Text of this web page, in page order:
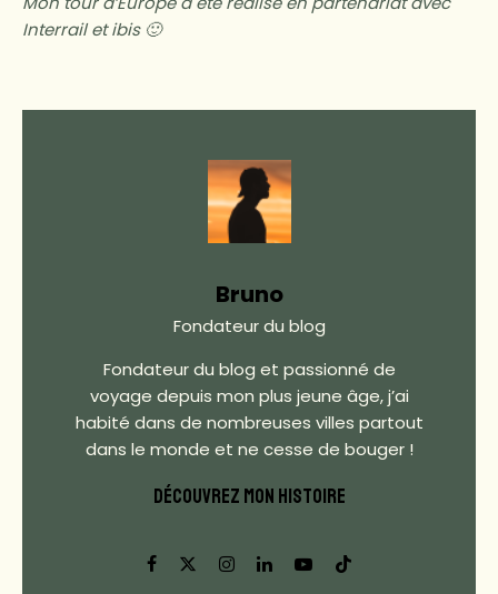
Interrail et ibis 🙂
Bruno
Fondateur du blog
Fondateur du blog et passionné de
voyage depuis mon plus jeune âge, j’ai
habité dans de nombreuses villes partout
dans le monde et ne cesse de bouger !
DÉCOUVREZ MON HISTOIRE